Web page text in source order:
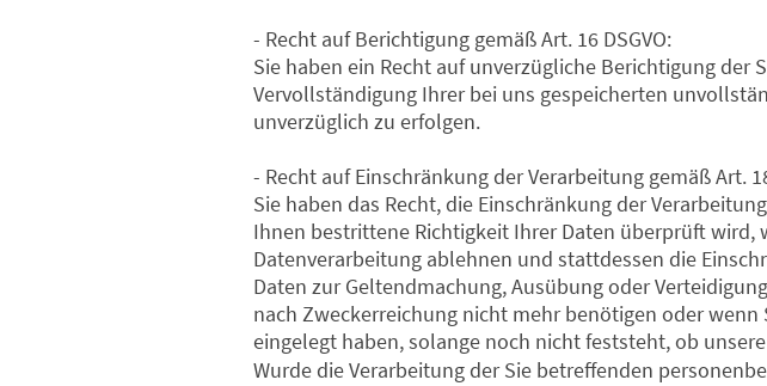
- Recht auf Berichtigung gemäß Art. 16 DSGVO:
Sie haben ein Recht auf unverzügliche Berichtigung
Vervollständigung Ihrer bei uns gespeicherten
unverzüglich zu erfolgen.
- Recht auf Einschränkung der Verarbeitung gemäß Art.
Sie haben das Recht, die Einschränkung der
Ihnen bestrittene Richtigkeit Ihrer Daten überprüft wird,
Datenverarbeitung ablehnen und stattdessen die
Daten zur Geltendmachung, Ausübung oder
nach Zweckerreichung nicht mehr benötigen oder
eingelegt haben, solange noch nicht feststeht, ob
Wurde die Verarbeitung der Sie betreffenden